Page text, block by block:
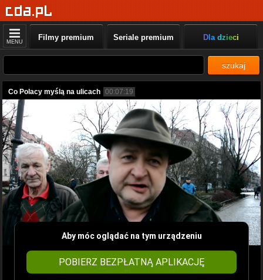
MENU Filmy premium Seriale premium Dla dzieci
szukaj
Co Polacy myślą na ulicach 00:07:19
Aby móc oglądać na tym urządzeniu
POBIERZ BEZPŁATNĄ APLIKACJĘ